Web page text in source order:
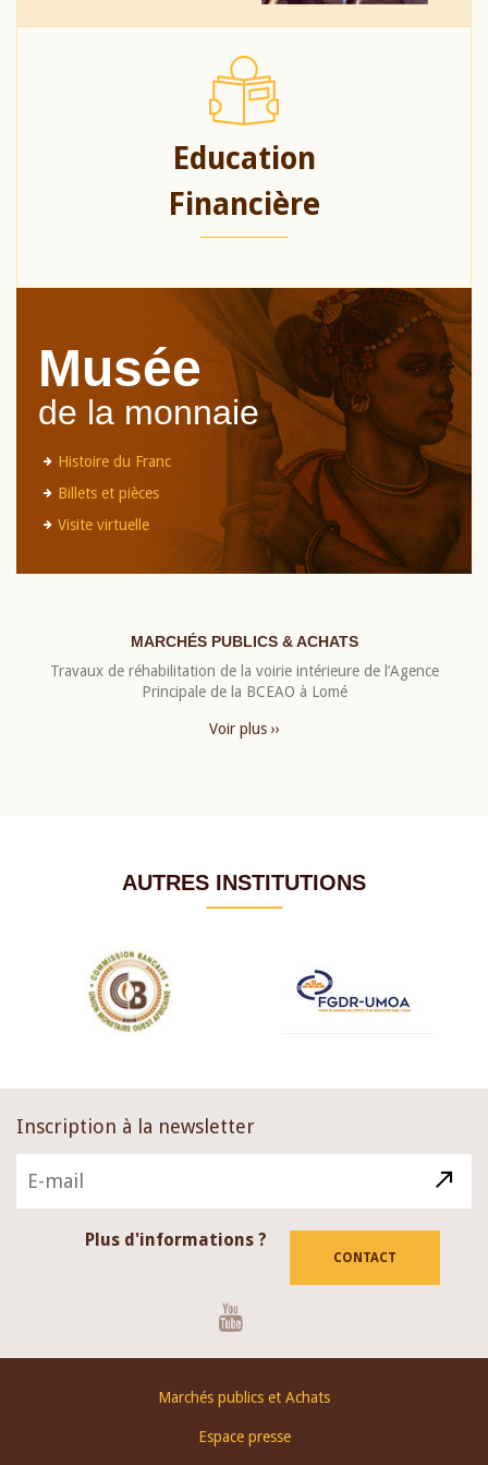
Education
Financière
Musée
de la monnaie
Histoire du Franc
Billets et pièces
Visite virtuelle
MARCHÉS PUBLICS & ACHATS
Travaux de réhabilitation de la voirie intérieure de l’Agence
Principale de la BCEAO à Lomé
Voir plus ››
AUTRES INSTITUTIONS
Inscription à la newsletter
Plus d'informations ?
CONTACT
Marchés publics et Achats
Espace presse